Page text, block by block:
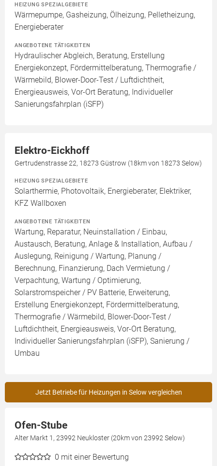
HEIZUNG SPEZIALGEBIETE
Wärmepumpe, Gasheizung, Ölheizung, Pelletheizung,
Energieberater
ANGEBOTENE TÄTIGKEITEN
Hydraulischer Abgleich, Beratung, Erstellung
Energiekonzept, Fördermittelberatung, Thermografie /
Wärmebild, Blower-Door-Test / Luftdichtheit,
Energieausweis, Vor-Ort Beratung, Individueller
Sanierungsfahrplan (iSFP)
Elektro-Eickhoff
Gertrudenstrasse 22, 18273 Güstrow (18km von 18273 Selow)
HEIZUNG SPEZIALGEBIETE
Solarthermie, Photovoltaik, Energieberater, Elektriker,
KFZ Wallboxen
ANGEBOTENE TÄTIGKEITEN
Wartung, Reparatur, Neuinstallation / Einbau,
Austausch, Beratung, Anlage & Installation, Aufbau /
Auslegung, Reinigung / Wartung, Planung /
Berechnung, Finanzierung, Dach Vermietung /
Verpachtung, Wartung / Optimierung,
Solarstromspeicher / PV Batterie, Erweiterung,
Erstellung Energiekonzept, Fördermittelberatung,
Thermografie / Wärmebild, Blower-Door-Test /
Luftdichtheit, Energieausweis, Vor-Ort Beratung,
Individueller Sanierungsfahrplan (iSFP), Sanierung /
Umbau
Jetzt Betriebe für Heizungen in Selow vergleichen
Ofen-Stube
Alter Markt 1, 23992 Neukloster (20km von 23992 Selow)
0 mit einer Bewertung